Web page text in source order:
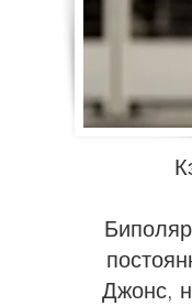
Джонс,